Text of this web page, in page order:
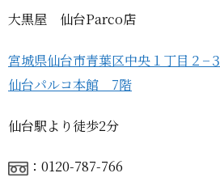
大黒屋 仙台Parco店
宮城県仙台市青葉区中央１丁目２−３
仙台パルコ本館 7階
仙台駅より徒歩2分
：0120-787-766